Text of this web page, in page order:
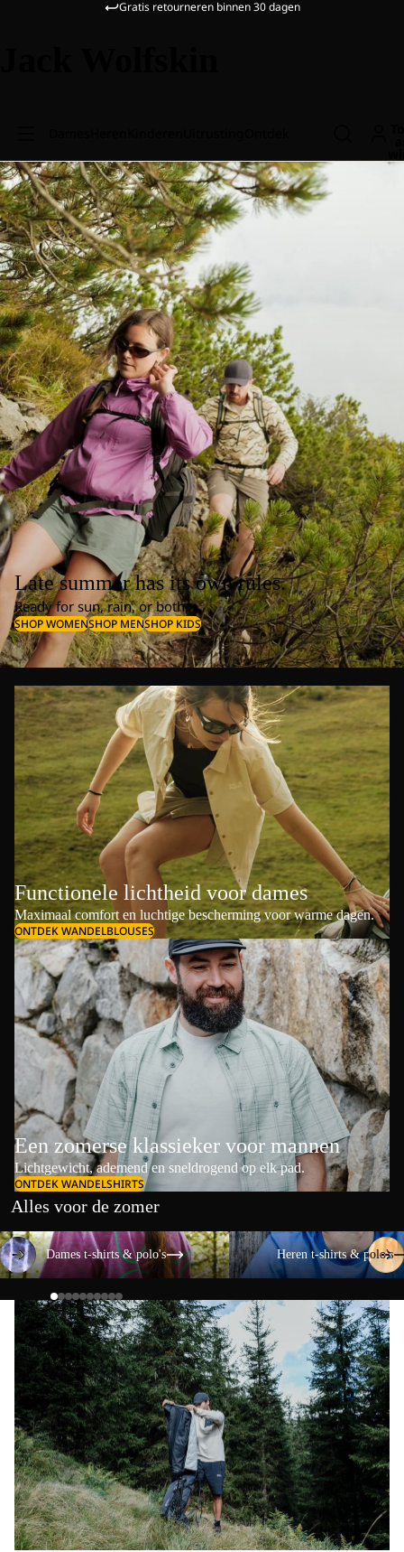
Gratis retourneren binnen 30 dagen
Late summer has its own rules.
Ready for sun, rain, or both.
SHOP WOMENSHOP MENSHOP KIDS
Functionele lichtheid voor dames
Maximaal comfort en luchtige bescherming voor warme dagen.
ONTDEK WANDELBLOUSES
Een zomerse klassieker voor mannen
Lichtgewicht, ademend en sneldrogend op elk pad.
ONTDEK WANDELSHIRTS
Alles voor de zomer
Dames t-shirts & polo's
Dames t-shirts & polo's
Heren t-shirts & polo's
Heren t-shirts & polo's